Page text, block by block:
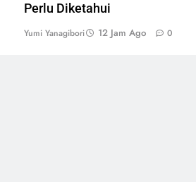
Perlu Diketahui
Yumi Yanagibori 12 Jam Ago 0